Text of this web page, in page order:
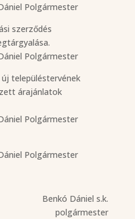
Polgármester
szerződés
Polgármester
településtervének
árajánlatok
Polgármester
Polgármester
Benkó Dániel s.k.
polgármester